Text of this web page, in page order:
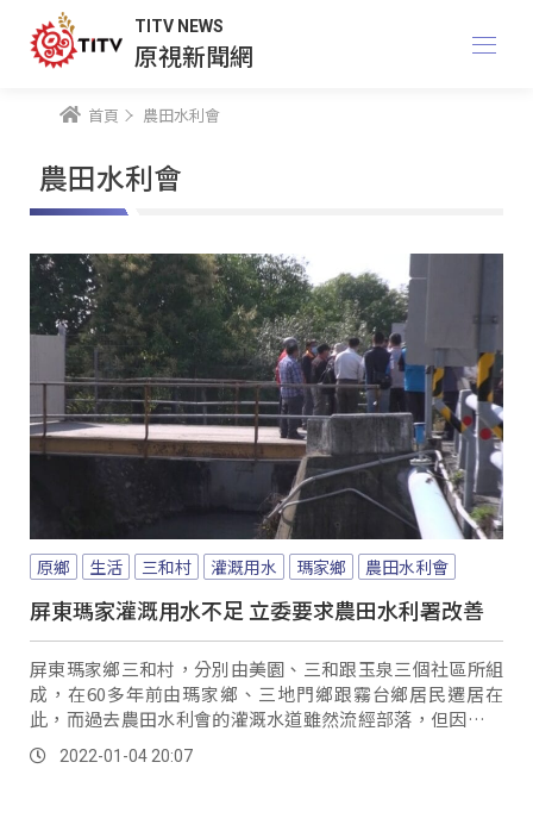
TITV NEWS
原視新聞網
首頁 農田水利會
農田水利會
原鄉 生活 三和村 灌溉用水 瑪家鄉 農田水利會
屏東瑪家灌溉用水不足 立委要求農田水利署改善
屏東瑪家鄉三和村，分別由美園、三和跟玉泉三個社區所組
成，在60多年前由瑪家鄉、三地門鄉跟霧台鄉居民遷居在
此，而過去農田水利會的灌溉水道雖然流經部落，但因部落
居民非會員身分，所以沒有灌溉水使用權，但農田...。
2022-01-04 20:07